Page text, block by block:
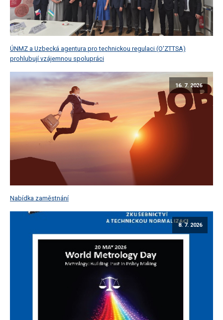
ÚNMZ a Uzbecká agentura pro technickou regulaci (O'ZTTSA)
prohlubují vzájemnou spolupráci
16. 7. 2026
Nabídka zaměstnání
8. 7. 2026